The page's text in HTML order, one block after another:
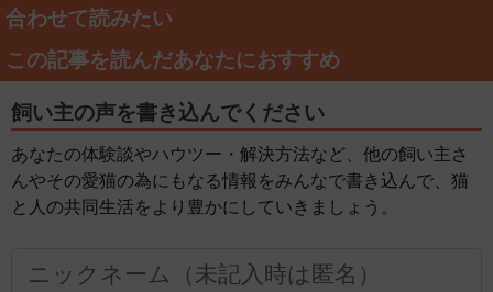
合わせて読みたい
この記事を読んだあなたにおすすめ
飼い主の声を書き込んでください
あなたの体験談やハウツー・解決方法など、他の飼い主さ
んやその愛猫の為にもなる情報をみんなで書き込んで、猫
と人の共同生活をより豊かにしていきましょう。